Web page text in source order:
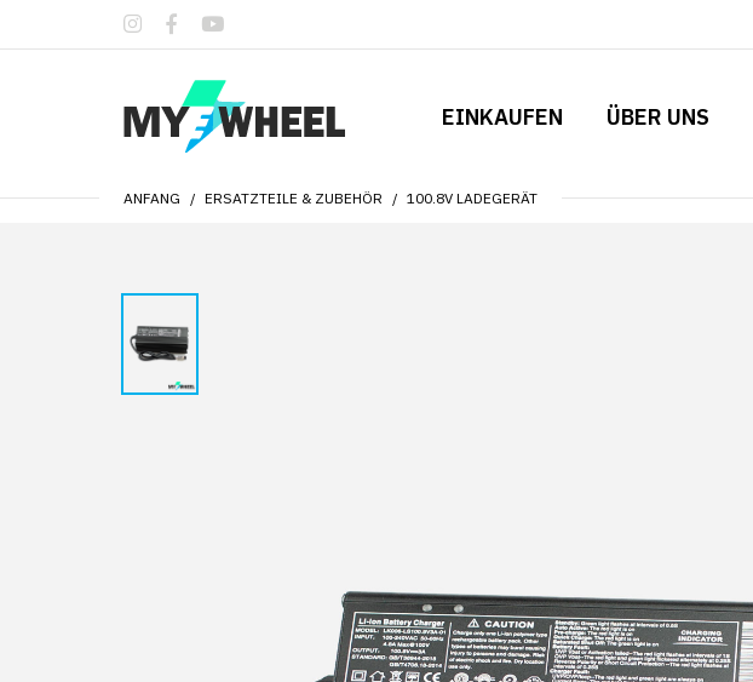
EINKAUFEN ÜBER UNS
ANFANG ERSATZTEILE & ZUBEHÖR 100.8V LADEGERÄT